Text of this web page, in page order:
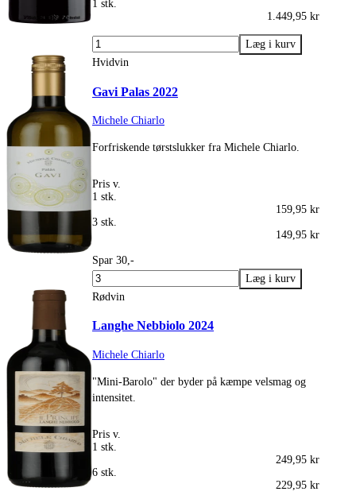
1 stk.
1.449,95 kr
Hvidvin
Gavi Palas 2022
Michele Chiarlo
Forfriskende tørstslukker fra Michele Chiarlo.
Pris v.
1 stk.
159,95 kr
3 stk.
149,95 kr
Spar 30,-
Rødvin
Langhe Nebbiolo 2024
Michele Chiarlo
"Mini-Barolo" der byder på kæmpe velsmag og
intensitet.
Pris v.
1 stk.
249,95 kr
6 stk.
229,95 kr